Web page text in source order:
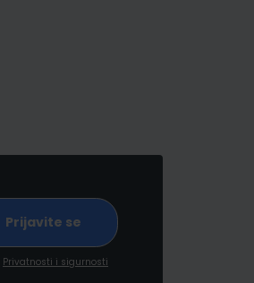
Privatnosti i sigurnosti